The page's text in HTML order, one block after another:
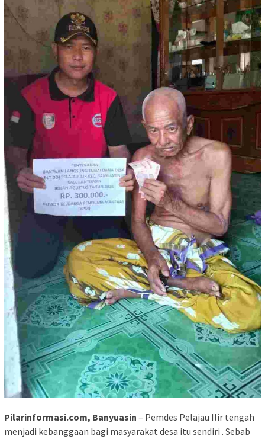
Pilarinformasi.com, Banyuasin – Pemdes Pelajau Ilir tengah
menjadi kebanggaan bagi masyarakat desa itu sendiri . Sebab